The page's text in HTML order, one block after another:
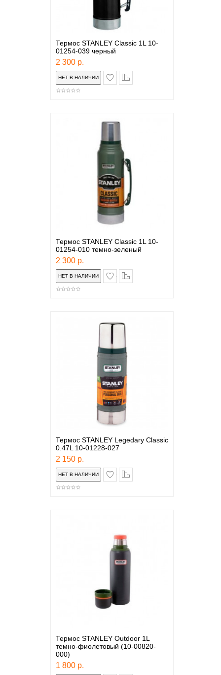
Термос STANLEY Classic 1L 10-
01254-039 черный
2 300 р.
в закладки
Термос STANLEY Classic 1L 10-
01254-010 темно-зеленый
2 300 р.
в закладки
Термос STANLEY Legedary Classic
0.47L 10-01228-027
2 150 р.
в закладки
Термос STANLEY Outdoor 1L
темно-фиолетовый (10-00820-
000)
1 800 р.